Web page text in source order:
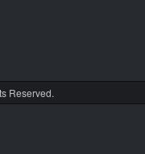
Reserved.